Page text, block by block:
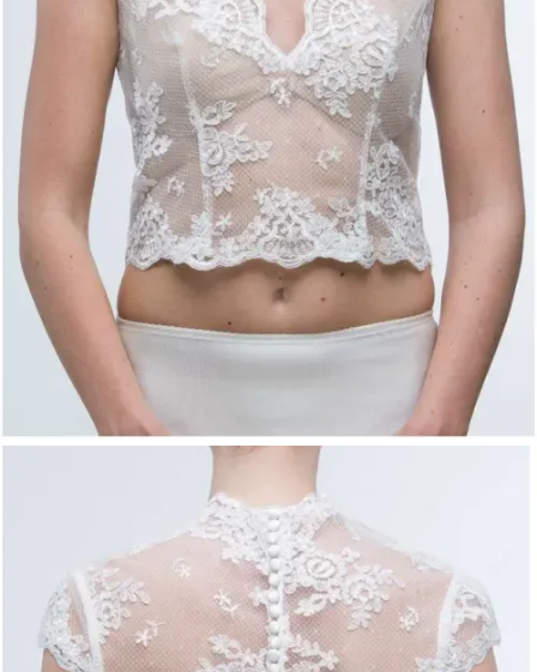
Stoffbezogene Knöpfe als edles Rücken-
Detail
Colett-A Make Up Top – Vintage Brauttop mit V-
Ausschnitt